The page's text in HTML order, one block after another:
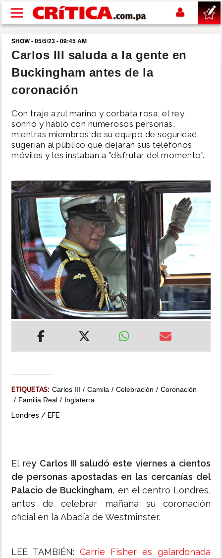
Pasar al contenido principal
buscar
SUCESOS
POLÍTICA
SHOW
DEPORTES
MUNDO
INSÓLITAS
MULTIMEDIA
IMPRESO
SHOW - 05/5/23 - 09:45 AM
Carlos III saluda a la gente en
Buckingham antes de la
coronación
Con traje azul marino y corbata rosa, el rey
sonrió y habló con numerosos personas,
mientras miembros de su equipo de seguridad
sugerían al público que dejaran sus teléfonos
móviles y les instaban a "disfrutar del momento".
ETIQUETAS: Carlos III Camila Celebración
Coronación
Familia Real
Inglaterra
Londres / EFE
El rey Carlos III saludó este viernes a cientos
de personas apostadas en las cercanías del
Palacio de Buckingham, en el centro Londres,
antes de celebrar mañana su coronación
oficial en la Abadía de Westminster.
LEE TAMBIÉN: Carrie Fisher es galardonada